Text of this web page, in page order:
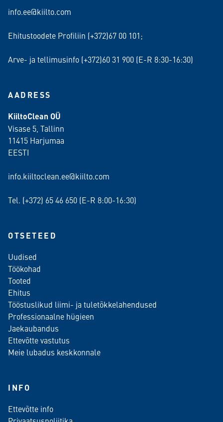
info.ee@kiilto.com
Ehitustoodete Profiliin (+372)67 00 101;
Arve- ja tellimusinfo (+372)60 31 900 (E-R 8:30-16:30)
AADRESS
KiiltoClean OÜ
Visase 5, Tallinn
11415 Harjumaa
EESTI
info.kiiltoclean.ee@kiilto.com
Tel. (+372) 65 46 650 (E-R 8:00-16:30)
OTSETEED
Uudised
Töökohad
Tooted
Ehitus
Tööstuslikud liimi- ja tuletõkkelahendused
Professionaalne hügieen
Jaekaubandus
Ettevõtte vastutus
Meie lubadus keskkonnale
INFO
Ettevõtte info